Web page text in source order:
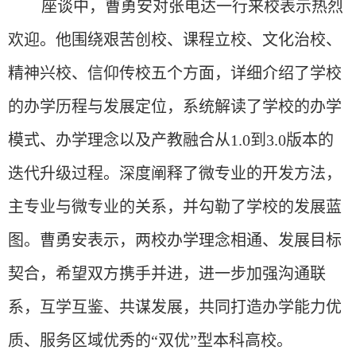
座谈中，曹勇安对张电达一行来校表示热烈
欢迎。他围绕艰苦创校、课程立校、文化治校、
精神兴校、信仰传校五个方面，详细介绍了学校
的办学历程与发展定位，系统解读了学校的办学
模式、办学理念以及产教融合从1.0到3.0版本的
迭代升级过程。深度阐释了微专业的开发方法，
主专业与微专业的关系，并勾勒了学校的发展蓝
图。曹勇安表示，两校办学理念相通、发展目标
契合，希望双方携手并进，进一步加强沟通联
系，互学互鉴、共谋发展，共同打造办学能力优
质、服务区域优秀的“双优”型本科高校。